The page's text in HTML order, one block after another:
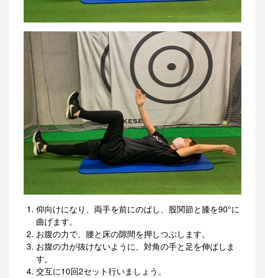
仰向けになり、両手を前にのばし、股関節と膝を90°に
曲げます。
お腹の力で、腰と床の隙間を押しつぶします。
お腹の力が抜けないように、対角の手と足を伸ばしま
す。
交互に10回2セット行いましょう。